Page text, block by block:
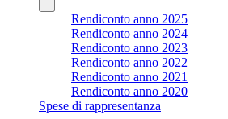
Rendiconto anno 2025
Rendiconto anno 2024
Rendiconto anno 2023
Rendiconto anno 2022
Rendiconto anno 2021
Rendiconto anno 2020
Spese di rappresentanza